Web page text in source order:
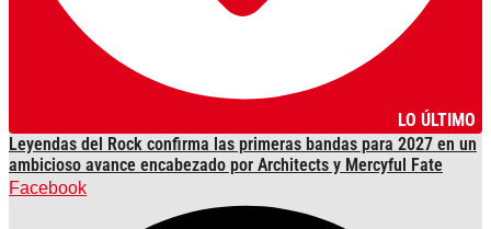
LO ÚLTIMO
Leyendas del Rock confirma las primeras bandas para 2027 en un
ambicioso avance encabezado por Architects y Mercyful Fate
Facebook